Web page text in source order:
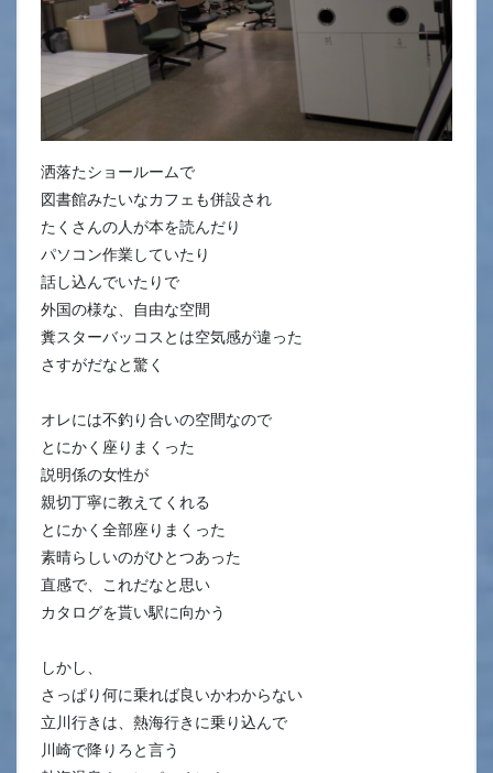
洒落たショールームで
図書館みたいなカフェも併設され
たくさんの人が本を読んだり
パソコン作業していたり
話し込んでいたりで
外国の様な、自由な空間
糞スターバッコスとは空気感が違った
さすがだなと驚く
オレには不釣り合いの空間なので
とにかく座りまくった
説明係の女性が
親切丁寧に教えてくれる
とにかく全部座りまくった
素晴らしいのがひとつあった
直感で、これだなと思い
カタログを貰い駅に向かう
しかし、
さっぱり何に乗れば良いかわからない
立川行きは、熱海行きに乗り込んで
川崎で降りろと言う